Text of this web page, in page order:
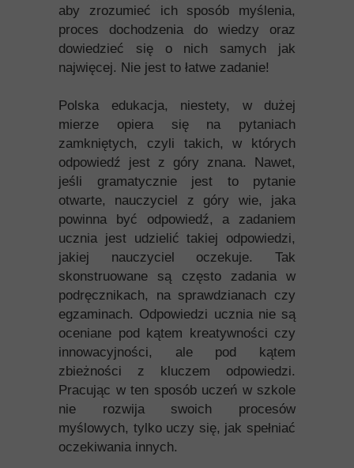
aby zrozumieć ich sposób myślenia,
proces dochodzenia do wiedzy oraz
dowiedzieć się o nich samych jak
najwięcej. Nie jest to łatwe zadanie!
Polska edukacja, niestety, w dużej
mierze opiera się na pytaniach
zamkniętych, czyli takich, w których
odpowiedź jest z góry znana. Nawet,
jeśli gramatycznie jest to pytanie
otwarte, nauczyciel z góry wie, jaka
powinna być odpowiedź, a zadaniem
ucznia jest udzielić takiej odpowiedzi,
jakiej nauczyciel oczekuje. Tak
skonstruowane są często zadania w
podręcznikach, na sprawdzianach czy
egzaminach. Odpowiedzi ucznia nie są
oceniane pod kątem kreatywności czy
innowacyjności, ale pod kątem
zbieżności z kluczem odpowiedzi.
Pracując w ten sposób uczeń w szkole
nie rozwija swoich procesów
myślowych, tylko uczy się, jak spełniać
oczekiwania innych.